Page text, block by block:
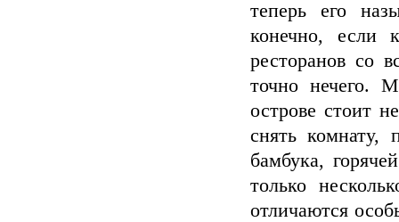
теперь его
конечно, если
ресторанов со
точно нечего.
острове стоит
снять комнату,
бамбука,
только
отличаются